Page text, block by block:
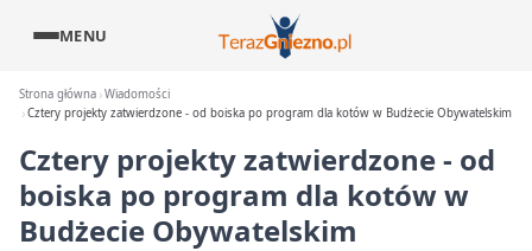
MENU
Strona główna Wiadomości
Cztery projekty zatwierdzone - od boiska po program dla kotów w Budżecie Obywatelskim
Cztery projekty zatwierdzone - od
boiska po program dla kotów w
Budżecie Obywatelskim